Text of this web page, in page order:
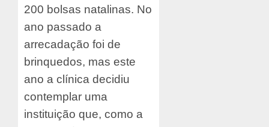
200 bolsas natalinas. No
ano passado a
arrecadação foi de
brinquedos, mas este
ano a clínica decidiu
contemplar uma
instituição que, como a